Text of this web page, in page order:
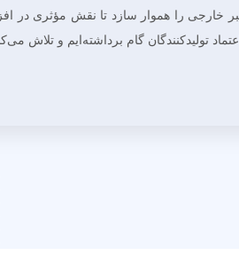
خارجی را هموار سازد تا نقش مؤثری در
تولیدکنندگان گام برداشته‌ایم و تلاش